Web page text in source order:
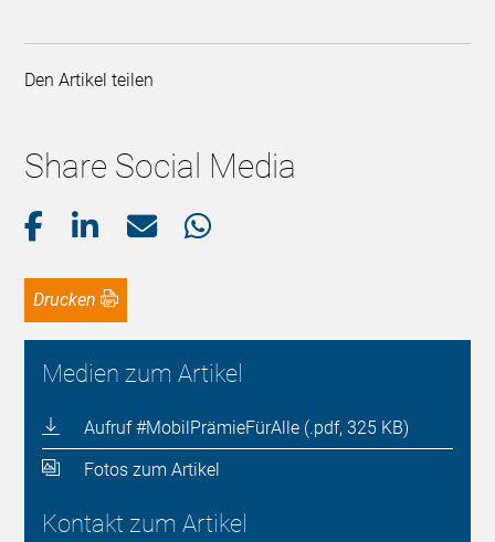
Den Artikel teilen
Share Social Media
Drucken
Medien zum Artikel
Aufruf #MobilPrämieFürAlle (.pdf, 325 KB)
Fotos zum Artikel
Kontakt zum Artikel